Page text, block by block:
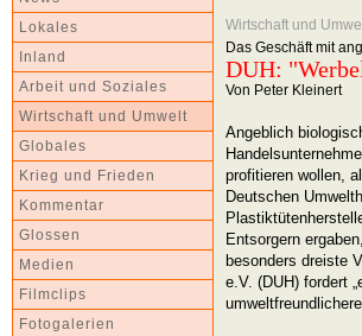
Lokales
Inland
Arbeit und Soziales
Wirtschaft und Umwelt
Globales
Krieg und Frieden
Kommentar
Glossen
Medien
Filmclips
Fotogalerien
Wirtschaft und
Das Geschäft mit
DUH:
Von Peter Kleinert
Angeblich
profitieren wollen,
Deutschen
Entsorgern
besonders dreiste
e.V. (DUH) fordert